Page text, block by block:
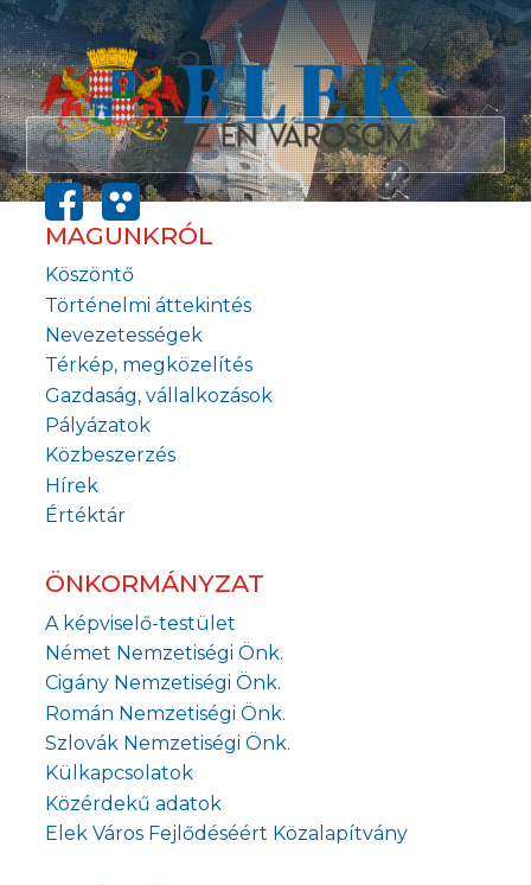
MAGUNKRÓL
Köszöntő
Történelmi áttekintés
Nevezetességek
Térkép, megközelítés
Gazdaság, vállalkozások
Pályázatok
Közbeszerzés
Hírek
Értéktár
ÖNKORMÁNYZAT
A képviselő-testület
Német Nemzetiségi Önk.
Cigány Nemzetiségi Önk.
Román Nemzetiségi Önk.
Szlovák Nemzetiségi Önk.
Külkapcsolatok
Közérdekű adatok
Elek Város Fejlődéséért Közalapítvány